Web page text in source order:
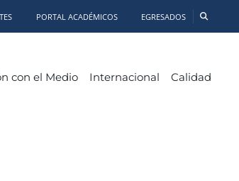
PORTAL ACADÉMICOS EGRESADOS
con el Medio Internacional Calidad